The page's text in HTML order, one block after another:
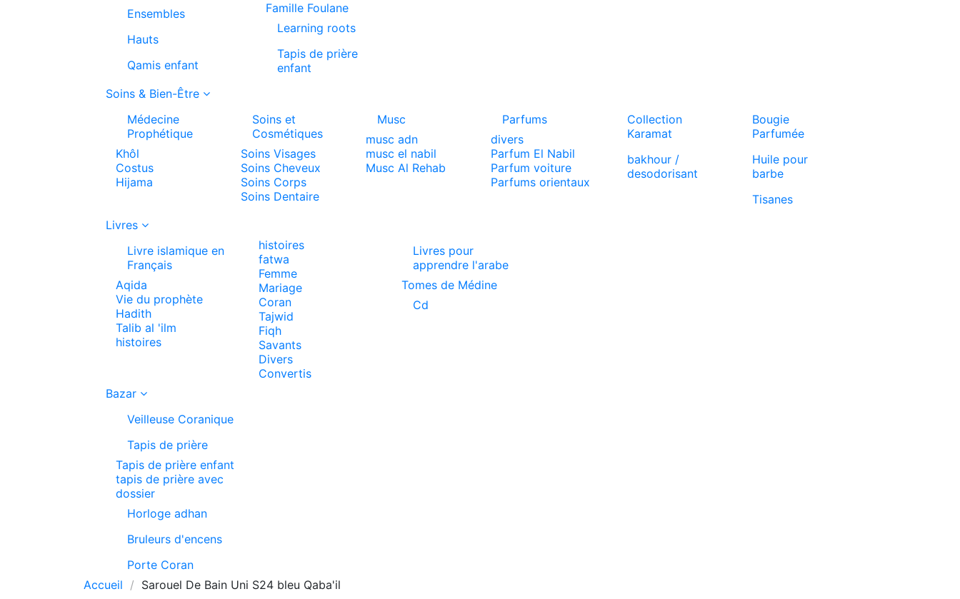
Ensembles
Hauts
Qamis enfant
Famille Foulane
Learning roots
Tapis de prière
enfant
Soins & Bien-Être
Médecine
Prophétique
Khôl
Costus
Hijama
Soins et
Cosmétiques
Soins Visages
Soins Cheveux
Soins Corps
Soins Dentaire
Musc
musc adn
musc el nabil
Musc Al Rehab
Parfums
divers
Parfum El Nabil
Parfum voiture
Parfums orientaux
Collection
Karamat
bakhour /
desodorisant
Bougie
Parfumée
Huile pour
barbe
Tisanes
Livres
Livre islamique en
Français
Aqida
Vie du prophète
Hadith
Talib al 'ilm
histoires
histoires
fatwa
Femme
Mariage
Coran
Tajwid
Fiqh
Savants
Divers
Convertis
Livres pour
apprendre l'arabe
Tomes de Médine
Cd
Bazar
Veilleuse Coranique
Tapis de prière
Tapis de prière enfant
tapis de prière avec
dossier
Horloge adhan
Bruleurs d'encens
Porte Coran
Accueil
Sarouel De Bain Uni S24 bleu Qaba'il